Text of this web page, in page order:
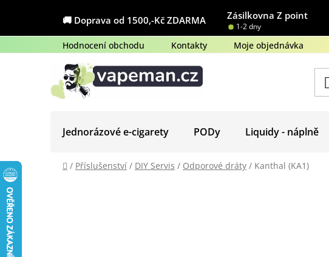
obsah
🚚 Doprava od 1500,-Kč ZDARMA Zásilkovna Z point
1-2 dny
Hodnocení obchodu Kontakty Moje objednávka
Jednorázové e-cigarety PODy Liquidy - náplně
Domů
/ Příslušenství / DIY Servis / Odporové dráty / Kanthal (KA1)